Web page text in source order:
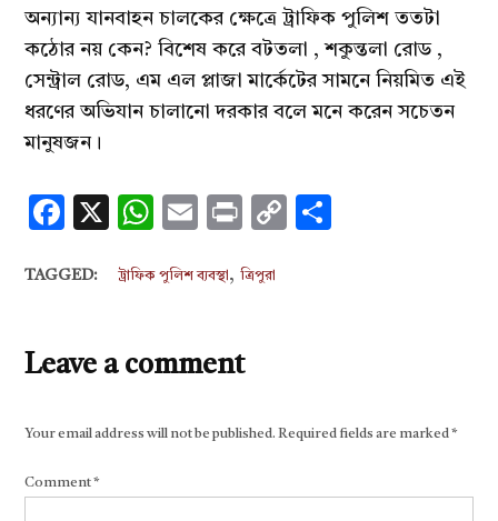
অন্যান্য যানবাহন চালকের ক্ষেত্রে ট্রাফিক পুলিশ ততটা
কঠোর নয় কেন? বিশেষ করে বটতলা , শকুন্তলা রোড ,
সেন্ট্রাল রোড, এম এল প্লাজা মার্কেটের সামনে নিয়মিত এই
ধরণের অভিযান চালানো দরকার বলে মনে করেন সচেতন
মানুষজন।
Facebook
X WhatsApp
EmailPrintCopy
TAGGED: ট্রাফিক পুলিশ ব্যবস্থা ,ত্রিপুরা
Leave a comment
Your email address will not be published. Required fields are marked*
Comment*